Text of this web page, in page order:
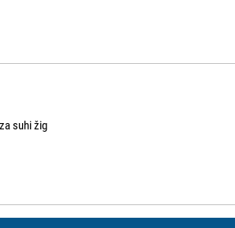
suhi žig